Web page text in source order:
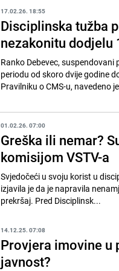
17.02.26. 18:55
Disciplinska tužba
nezakonitu dodjelu
Ranko Debevec,
periodu od skoro dvije godine
Pravilniku o CMS-u, navedeno
01.02.26. 07:00
Greška ili nemar?
komisijom VSTV-a
Svjedočeći u svoju korist u
izjavila je da je napravila
prekršaj. Pred Disciplinsk...
14.12.25. 07:08
Provjera imovine u
javnost?